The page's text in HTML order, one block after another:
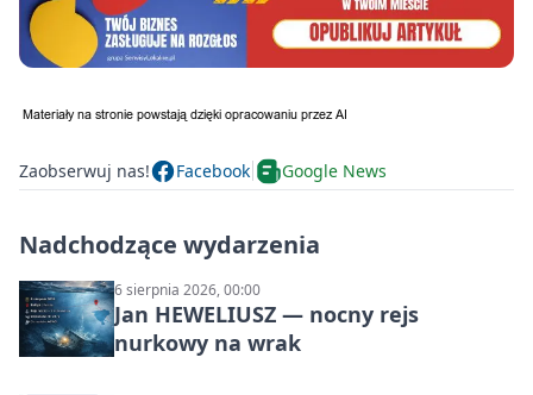
Zaobserwuj nas! Facebook Google News
Nadchodzące wydarzenia
6 sierpnia 2026, 00:00
Jan HEWELIUSZ — nocny rejs
nurkowy na wrak